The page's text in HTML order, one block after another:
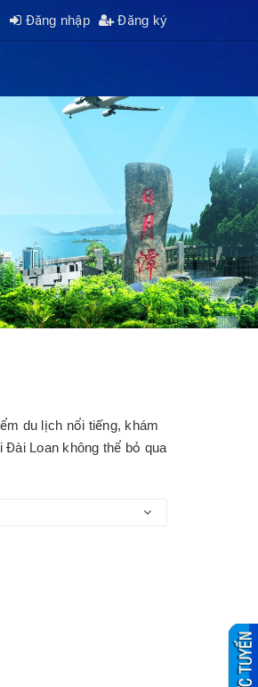
Đăng nhập Đăng ký
du lịch nổi tiếng, khám
Loan không thể bỏ qua